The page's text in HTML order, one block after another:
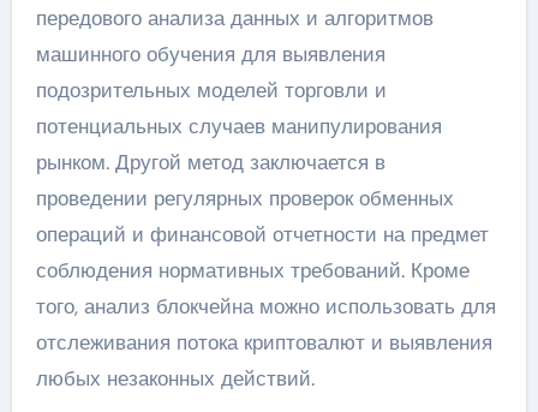
передового анализа данных и алгоритмов
машинного обучения для выявления
подозрительных моделей торговли и
потенциальных случаев манипулирования
рынком. Другой метод заключается в
проведении регулярных проверок обменных
операций и финансовой отчетности на предмет
соблюдения нормативных требований. Кроме
того, анализ блокчейна можно использовать для
отслеживания потока криптовалют и выявления
любых незаконных действий.